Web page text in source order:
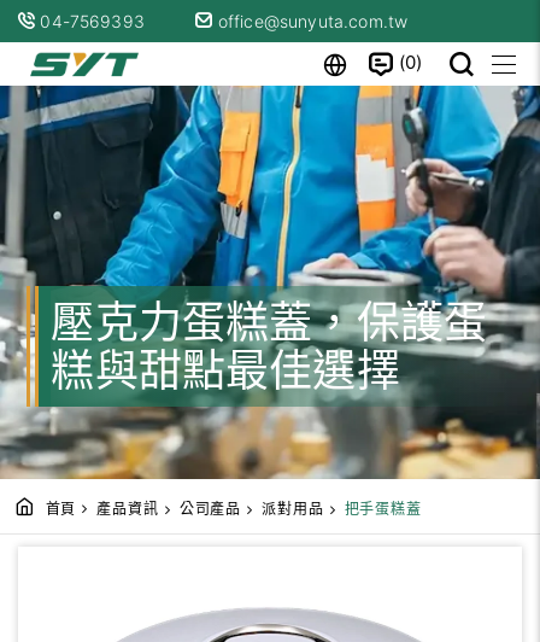
04-7569393 office@sunyuta.com.tw
0
壓克力蛋糕蓋，保護蛋
糕與甜點最佳選擇
首頁 產品資訊 公司產品 派對用品 把手蛋糕蓋